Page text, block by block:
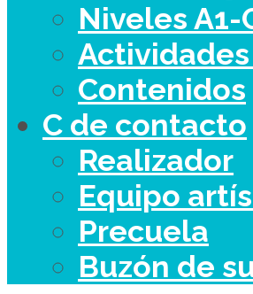
Niveles A1-
Contenidos
C de contacto
Realizador
Equipo
Precuela
Buzón de